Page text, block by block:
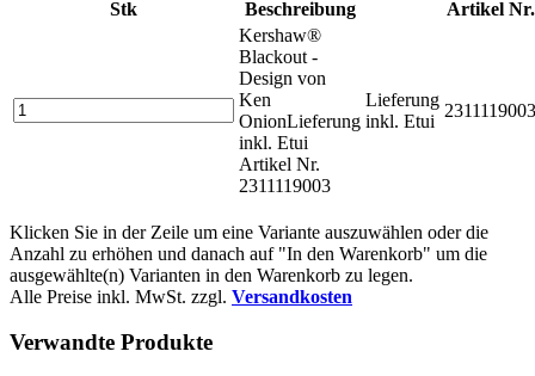
Stk Beschreibung
Artikel Nr.
Kershaw®
Blackout -
Design von
Ken
OnionLieferung
inkl. Etui
Artikel Nr.
2311119003
Lieferung
inkl. Etui
2311119003
Klicken Sie in der Zeile um eine Variante auszuwählen oder die
Anzahl zu erhöhen und danach auf "In den Warenkorb" um die
ausgewählte(n) Varianten in den Warenkorb zu legen.
Alle Preise inkl. MwSt. zzgl. Versandkosten
Verwandte Produkte